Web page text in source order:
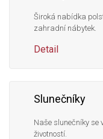
Široká nabídka
zahradní nábytek.
Detail
Slunečníky
Naše slunečníky se
životností.